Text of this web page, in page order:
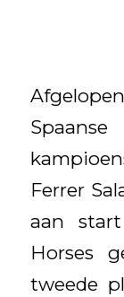
Ferrer
aan
Horses
tweede